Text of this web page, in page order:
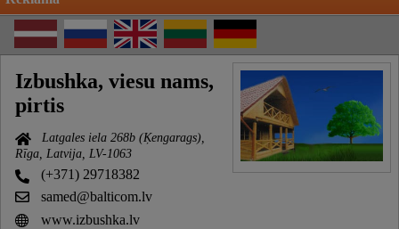
Izbushka, viesu nams,
pirtis
Latgales iela 268b (Ķengarags),
Rīga, Latvija, LV-1063
(+371) 29718382
samed@balticom.lv
www.izbushka.lv